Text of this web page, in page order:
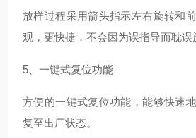
放样过程采用箭头指示左右旋转和
观，更快捷，不会因为误指导而耽误
5、一键式复位功能
方便的一键式复位功能，能够快速
复至出厂状态。